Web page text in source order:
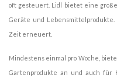
oft gesteuert. Lidl bietet eine
Geräte und
Zeit erneuert.
Mindestens einmal pro Woche,
Gartenprodukte an und auch für